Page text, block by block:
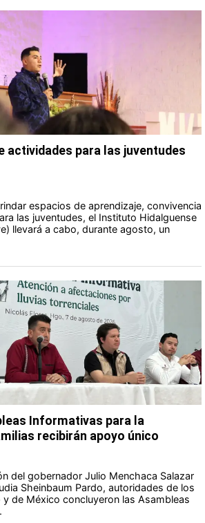
actividades para las juventudes
espacios de aprendizaje, convivencia
las juventudes, el Instituto Hidalguense
llevará a cabo, durante agosto, un
Informativas para la
recibirán apoyo único
del gobernador Julio Menchaca Salazar
Sheinbaum Pardo, autoridades de los
de México concluyeron las Asambleas